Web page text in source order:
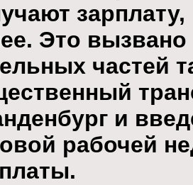
Это
частей
и
рабочей